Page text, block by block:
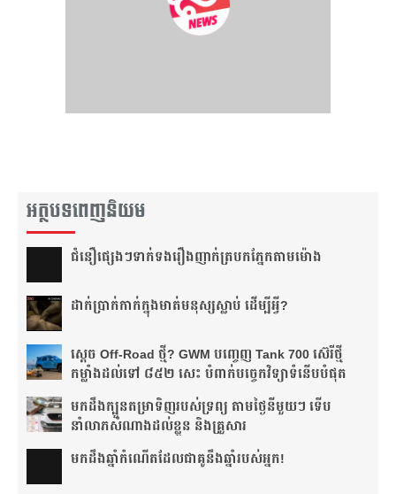
អត្ថបទពេញនិយម
ជំនឿ​ផ្សេងៗ​ទាក់ទង​រឿង​ញាក់​ត្របក​ភ្នែក​តាម​ម៉ោង​
ដាក់​ប្រាក់​កាក់​ក្នុង​មាត់​មនុស្ស​ស្លាប់ ដើម្បី​អ្វី?
ស្តេច Off-Road ថ្មី? GWM បញ្ចេញ Tank 700 ស៊េរីថ្មី
កម្លាំងដល់ទៅ ៨៥២ សេះ បំពាក់បច្ចេកវិទ្យាទំនើបបំផុត
មកដឹងក្បួនតម្រាទិញរបស់ទ្រព្យ តាមថ្ងៃនីមួយៗ ទើប
នាំលាភសំណាងដល់ខ្លួន និងគ្រួសារ
មក​ដឹងឆ្នាំ​កំណើត​ដែល​ជា​គូ​នឹង​ឆ្នាំ​របស់​អ្នក!​